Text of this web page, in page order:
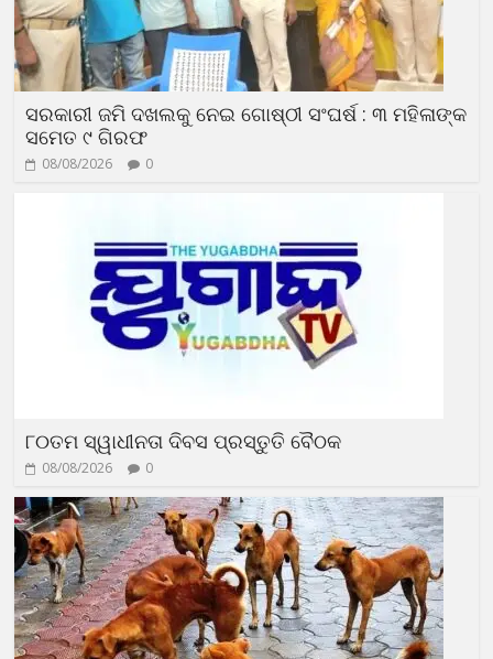
ସରକାରୀ ଜମି ଦଖଲକୁ ନେଇ ଗୋଷ୍ଠୀ ସଂଘର୍ଷ : ୩ ମହିଳାଙ୍କ
ସମେତ ୯ ଗିରଫ
08/08/2026 0
୮୦ତମ ସ୍ୱାଧୀନତା ଦିବସ ପ୍ରସ୍ତୁତି ବୈଠକ
08/08/2026 0